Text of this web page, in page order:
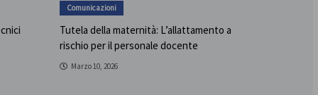
Comunicazioni
Tutela della maternità: L’allattamento a
rischio per il personale docente
Marzo 10, 2026